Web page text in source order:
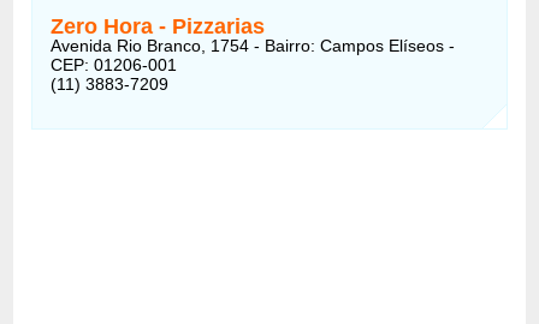
Zero Hora- Pizzarias
Avenida Rio Branco, 1754 - Bairro: Campos Elíseos -
CEP: 01206-001
(11) 3883-7209